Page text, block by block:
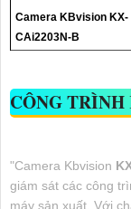
Camera KBvision KX-
CAi2203N-B
CÔNG
"Camera Kbvision
giám sát các công
máy sản xuất. Với